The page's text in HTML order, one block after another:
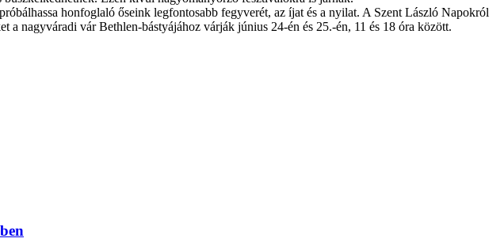
honfoglaló őseink legfontosabb fegyverét, az íjat és a nyilat. A Szent László Napokról
a nagyváradi vár Bethlen-bástyájához várják június 24-én és 25.-én, 11 és 18 óra között.